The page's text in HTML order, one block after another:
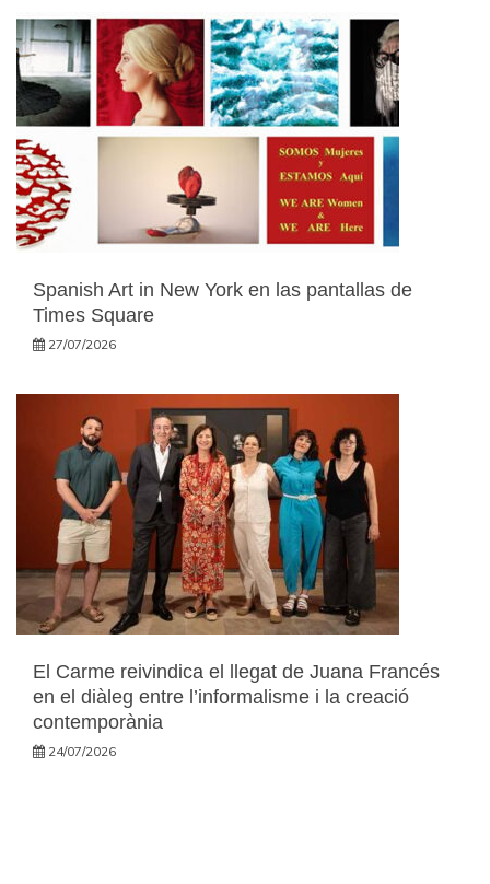
Spanish Art in New York en las pantallas de
Times Square
27/07/2026
El Carme reivindica el llegat de Juana Francés
en el diàleg entre l’informalisme i la creació
contemporània
24/07/2026